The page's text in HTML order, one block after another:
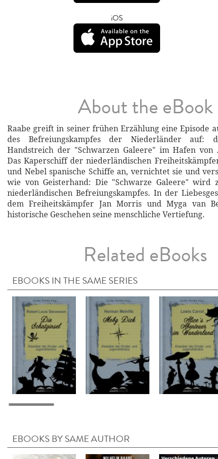
iOS
About the eBook
Raabe greift in seiner frühen Erzählung eine Episode
des Befreiungskampfes der Niederländer auf:
Handstreich der "Schwarzen Galeere" im Hafen von
Das Kaperschiff der niederländischen
und Nebel spanische Schiffe an, vernichtet sie und
wie von Geisterhand: Die "Schwarze Galeere" wird
niederländischen Befreiungskampfes. In der
dem Freiheitskämpfer Jan Morris und Myga van
historische Geschehen seine menschliche Vertiefung.
Related eBooks
EBOOKS IN THE SAME SERIES
EBOOKS BY SAME AUTHOR